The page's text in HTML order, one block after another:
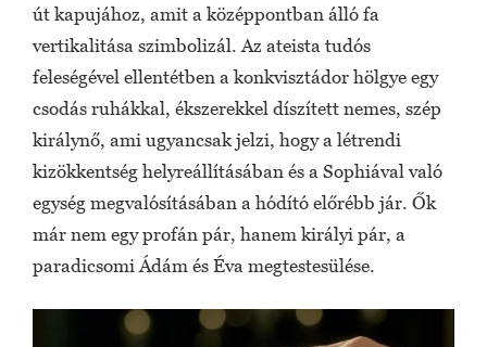
út kapujához, amit a középpontban álló fa
vertikalitása szimbolizál. Az ateista tudós
feleségével ellentétben a konkvisztádor hölgye egy
csodás ruhákkal, ékszerekkel díszített nemes, szép
királynő, ami ugyancsak jelzi, hogy a létrendi
kizökkentség helyreállításában és a Sophiával való
egység megvalósításában a hódító előrébb jár. Ők
már nem egy profán pár, hanem királyi pár, a
paradicsomi Ádám és Éva megtestesülése.